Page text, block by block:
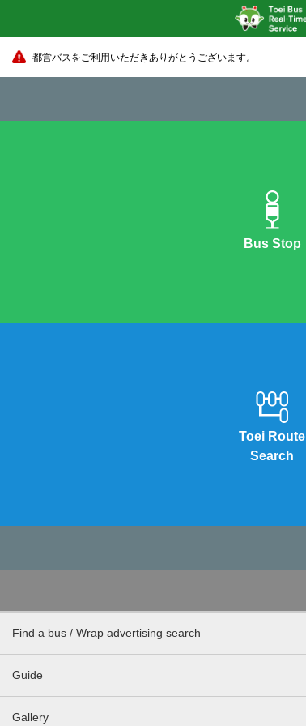
都営バスをご利用いただきありがとうございます。
Bus Stop
Toei Route
Search
Find a bus / Wrap advertising search
Guide
Gallery